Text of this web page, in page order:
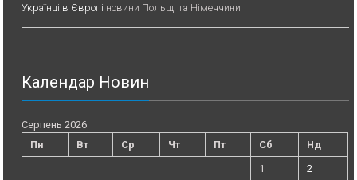
Українці в Європі новини Польщі та Німеччини
Календар Новин
Серпень 2026
Пн
Вт Ср Чт Пт Сб
Нд
1
2